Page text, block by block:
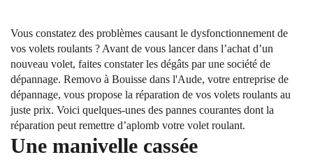
Vous constatez des problèmes causant le dysfonctionnement de
vos volets roulants ? Avant de vous lancer dans l’achat d’un
nouveau volet, faites constater les dégâts par une société de
dépannage. Removo à Bouisse dans l'Aude, votre entreprise de
dépannage, vous propose la réparation de vos volets roulants au
juste prix. Voici quelques-unes des pannes courantes dont la
réparation peut remettre d’aplomb votre volet roulant.
Une manivelle cassée